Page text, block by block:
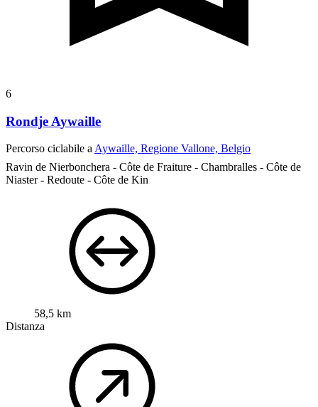
6
Rondje Aywaille
Percorso ciclabile a Aywaille, Regione Vallone, Belgio
Ravin de Nierbonchera - Côte de Fraiture - Chambralles - Côte de
Niaster - Redoute - Côte de Kin
58,5 km
Distanza